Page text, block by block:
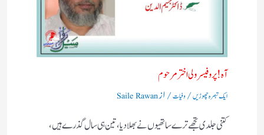
آه ! پروفیسر ولی اختر مرحوم
ایک تبصرہ چھوڑیں/ وفیات/ ازSaile Rawan
کتنی جلدی تجھے ترے ساتھیوں نے بھلادیا، تین ہی سال گذرے ہیں،